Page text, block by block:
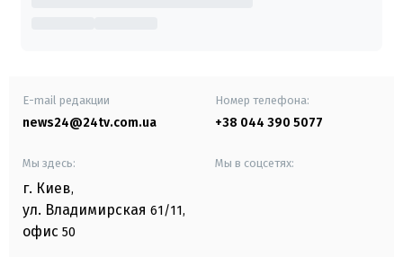
E-mail редакции
news24@24tv.com.ua
Номер телефона:
+38 044 390 5077
Мы здесь:
г. Киев,
ул. Владимирская 61/11,
офис 50
Мы в соцсетях: